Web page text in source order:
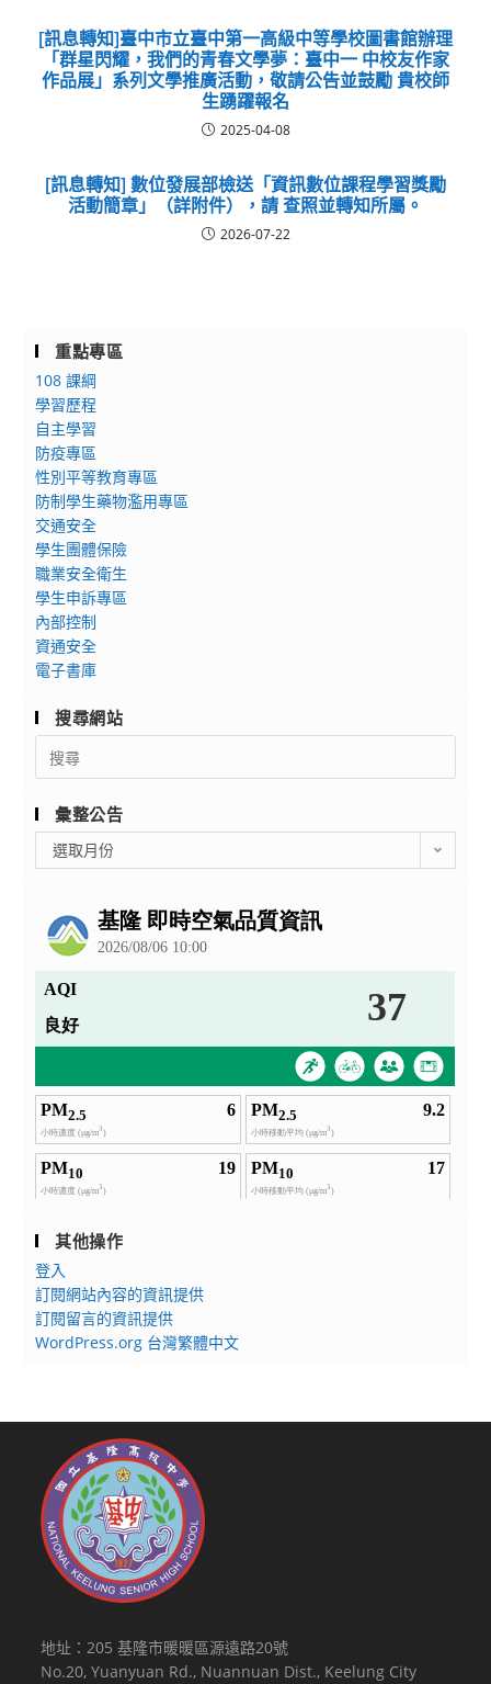
[訊息轉知]臺中市立臺中第一高級中等學校圖書館辦理
「群星閃耀，我們的青春文學夢：臺中一 中校友作家
作品展」系列文學推廣活動，敬請公告並鼓勵 貴校師
生踴躍報名
2025-04-08
[訊息轉知] 數位發展部檢送「資訊數位課程學習獎勵
活動簡章」（詳附件），請 查照並轉知所屬。
2026-07-22
重點專區
108 課綱
學習歷程
自主學習
防疫專區
性別平等教育專區
防制學生藥物濫用專區
交通安全
學生團體保險
職業安全衛生
學生申訴專區
內部控制
資通安全
電子書庫
搜尋網站
Search
for:
彙整公告
整
選取月份
其他操作
登入
訂閱網站內容的資訊提供
訂閱留言的資訊提供
WordPress.org 台灣繁體中文
地址：205 基隆市暖暖區源遠路20號
No.20, Yuanyuan Rd., Nuannuan Dist., Keelung City